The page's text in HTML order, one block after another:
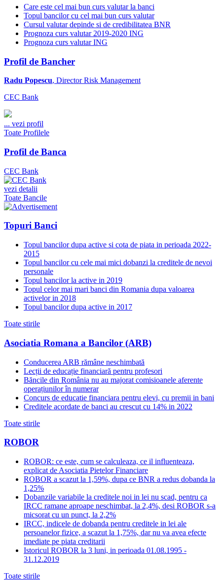
Care este cel mai bun curs valutar la banci
Topul bancilor cu cel mai bun curs valutar
Cursul valutar depinde si de credibilitatea BNR
Prognoza curs valutar 2019-2020 ING
Prognoza curs valutar ING
Profil de Bancher
Radu Popescu, Director Risk Management
CEC Bank
... vezi profil
Toate Profilele
Profil de Banca
CEC Bank
vezi detalii
Toate Bancile
Topuri Banci
Topul bancilor dupa active si cota de piata in perioada 2022-
2015
Topul bancilor cu cele mai mici dobanzi la creditele de nevoi
personale
Topul bancilor la active in 2019
Topul celor mai mari banci din Romania dupa valoarea
activelor in 2018
Topul bancilor dupa active in 2017
Toate stirile
Asociatia Romana a Bancilor (ARB)
Conducerea ARB rămâne neschimbată
Lecții de educație financiară pentru profesori
Băncile din România nu au majorat comisioanele aferente
operațiunilor în numerar
Concurs de educatie financiara pentru elevi, cu premii in bani
Creditele acordate de banci au crescut cu 14% in 2022
Toate stirile
ROBOR
ROBOR: ce este, cum se calculeaza, ce il influenteaza,
explicat de Asociatia Pietelor Financiare
ROBOR a scazut la 1,59%, dupa ce BNR a redus dobanda la
1,25%
Dobanzile variabile la creditele noi in lei nu scad, pentru ca
IRCC ramane aproape neschimbat, la 2,4%, desi ROBOR s-a
micsorat cu un punct, la 2,2%
IRCC, indicele de dobanda pentru creditele in lei ale
persoanelor fizice, a scazut la 1,75%, dar nu va avea efecte
imediate pe piata creditarii
Istoricul ROBOR la 3 luni, in perioada 01.08.1995 -
31.12.2019
Toate stirile